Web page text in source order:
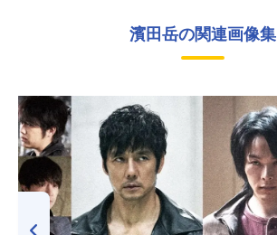
濱田岳の関連画像集